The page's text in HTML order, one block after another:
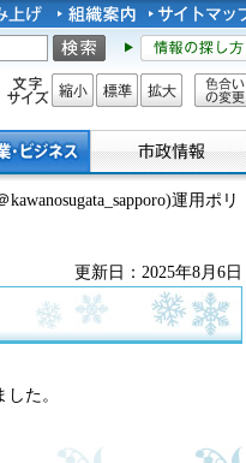
文字サイズ
縮小 標準 拡大
色合い
運用ポリ
更新日：2025年8月6日
た。